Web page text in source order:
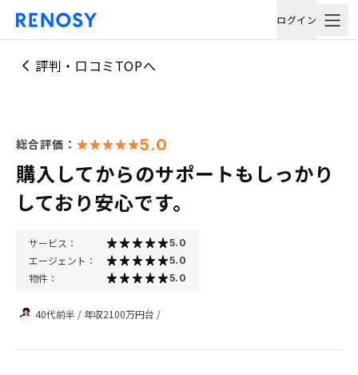
ログイン
評判・口コミTOPへ
総合評価： 5.0
購入してからのサポートもしっかり
しており安心です。
サービス： 5.0
エージェント： 5.0
物件： 5.0
40代前半 / 年収2100万円台 /